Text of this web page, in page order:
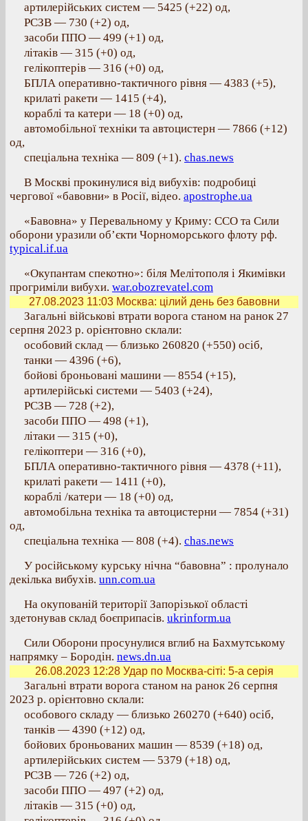
артилерійських систем — 5425 (+22) од,
РСЗВ — 730 (+2) од,
засоби ППО — 499 (+1) од,
літаків — 315 (+0) од,
гелікоптерів — 316 (+0) од,
БПЛА оперативно-тактичного рівня — 4383 (+5),
крилаті ракети — 1415 (+4),
кораблі та катери — 18 (+0) од,
автомобільної техніки та автоцистерн — 7866 (+12)
од,
спеціальна техніка — 809 (+1). chas.news
В Москві прокинулися від вибухів: подробиці
чергової «бавовни» в Росії, відео. apostrophe.ua
«Бавовна» у Перевальному у Криму: ССО та Сили
оборони уразили об’єкти Чорноморського флоту рф.
typical.if.ua
«Окупантам спекотно»: біля Мелітополя і Якимівки
прогриміли вибухи. war.obozrevatel.com
27.08.2023 11:03Москва: цілий день без бавовни
Загальні військові втрати ворога станом на ранок 27
серпня 2023 р. орієнтовно склали:
особовий склад — близько 260820 (+550) осіб,
танки — 4396 (+6),
бойові броньовані машини — 8554 (+15),
артилерійські системи — 5403 (+24),
РСЗВ — 728 (+2),
засоби ППО — 498 (+1),
літаки — 315 (+0),
гелікоптери — 316 (+0),
БПЛА оперативно-тактичного рівня — 4378 (+11),
крилаті ракети — 1411 (+0),
кораблі /катери — 18 (+0) од,
автомобільна техніка та автоцистерни — 7854 (+31)
од,
спеціальна техніка — 808 (+4). chas.news
У російському курську нічна “бавовна” : пролунало
декілька вибухів. unn.com.ua
На окупованій території Запорізької області
здетонував склад боєприпасів. ukrinform.ua
Сили Оборони просунулися вглиб на Бахмутському
напрямку – Бородін. news.dn.ua
26.08.2023 12:28Удар по Москва-сіті: 5-а серія
Загальні втрати ворога станом на ранок 26 серпня
2023 р. орієнтовно склали:
особового складу — близько 260270 (+640) осіб,
танків — 4390 (+12) од,
бойових броньованих машин — 8539 (+18) од,
артилерійських систем — 5379 (+18) од,
РСЗВ — 726 (+2) од,
засоби ППО — 497 (+2) од,
літаків — 315 (+0) од,